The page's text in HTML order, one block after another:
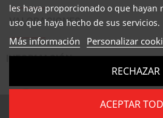
VALORACIONES
INFORMACIÓN
les haya proporcionado o que hayan
uso que haya hecho de sus servicios.
Más información Personalizar
RECHAZAR
ACEPTAR
Your Spanish Corner.